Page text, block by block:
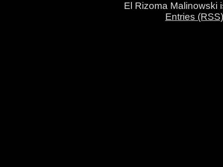
El Rizoma Malinowski
Entries (RSS)